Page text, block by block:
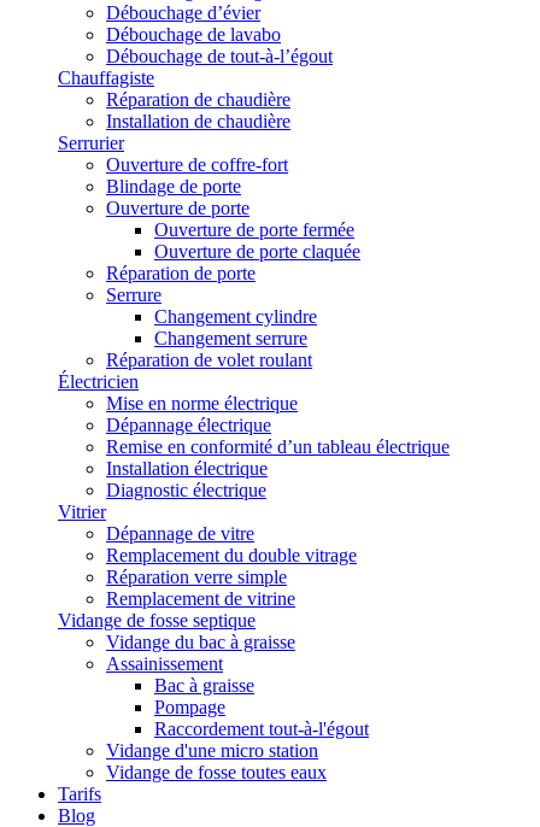
Débouchage d’évier
Débouchage de lavabo
Débouchage de tout-à-l’égout
Chauffagiste
Réparation de chaudière
Installation de chaudière
Serrurier
Ouverture de coffre-fort
Blindage de porte
Ouverture de porte
Ouverture de porte fermée
Ouverture de porte claquée
Réparation de porte
Serrure
Changement cylindre
Changement serrure
Réparation de volet roulant
Électricien
Mise en norme électrique
Dépannage électrique
Remise en conformité d’un tableau électrique
Installation électrique
Diagnostic électrique
Vitrier
Dépannage de vitre
Remplacement du double vitrage
Réparation verre simple
Remplacement de vitrine
Vidange de fosse septique
Vidange du bac à graisse
Assainissement
Bac à graisse
Pompage
Raccordement tout-à-l'égout
Vidange d'une micro station
Vidange de fosse toutes eaux
Tarifs
Blog